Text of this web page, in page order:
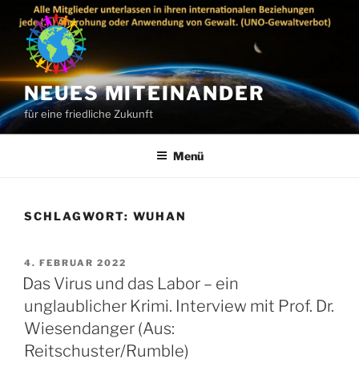
Inhalt
springen
NEUES MITEINANDER
für eine friedliche Zukunft
Menü
SCHLAGWORT: WUHAN
VERÖFFENTLICHT
AM
4. FEBRUAR 2022
Das Virus und das Labor – ein
unglaublicher Krimi. Interview mit Prof. Dr.
Wiesendanger (Aus:
Reitschuster/Rumble)